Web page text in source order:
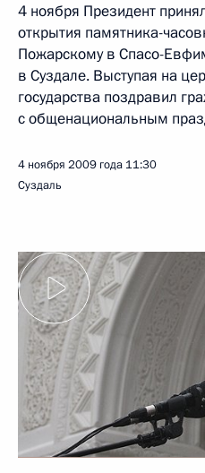
4 ноября Президент
открытия памятника-
Пожарскому в Спасо-
в Суздале. Выступая на
государства поздравил
с общенациональным
4 ноября 2009 года 11:30
Суздаль